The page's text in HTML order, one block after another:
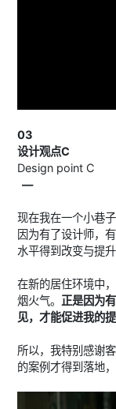
03
设计观点C
Design point C
—
现在我在一个小巷
因为有了设计师，
水平得到改变与提升
在新的居住环境中
烟火气。 正是因为
见，才能促进我的提
所以，我特别感谢
的案例才得到落地